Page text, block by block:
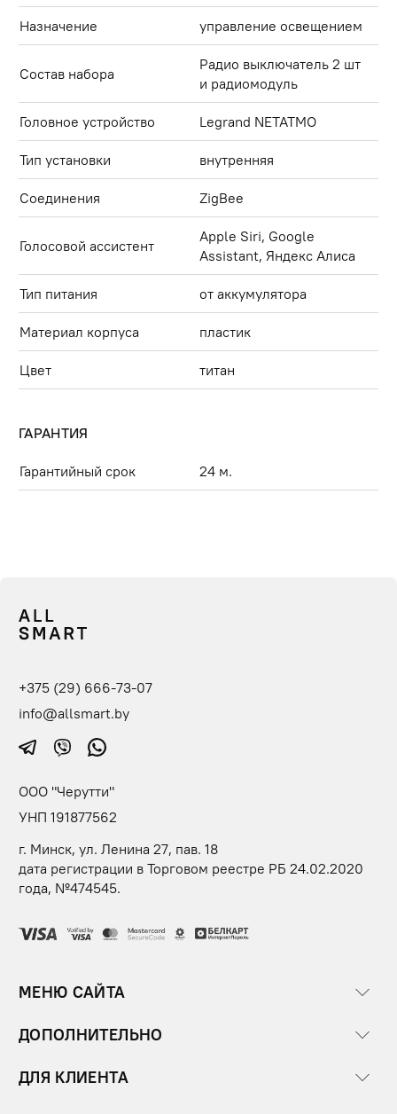
Назначение управление освещением
Состав набора
Радио выключатель 2 шт
и радиомодуль
Головное устройство Legrand NETATMO
Тип установки внутренняя
Соединения ZigBee
Голосовой ассистент
Apple Siri, Google
Assistant, Яндекс Алиса
Тип питания от аккумулятора
Материал корпуса пластик
Цвет титан
ГАРАНТИЯ
Гарантийный срок 24 м.
+375 (29) 666-73-07
info@allsmart.by
ООО "Черутти"
УНП 191877562
г. Минск, ул. Ленина 27, пав. 18
дата регистрации в Торговом реестре РБ 24.02.2020
года, №474545.
МЕНЮ САЙТА
ДОПОЛНИТЕЛЬНО
ДЛЯ КЛИЕНТА